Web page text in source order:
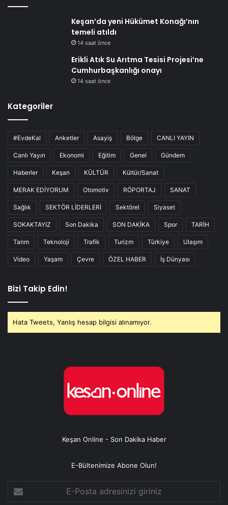
Keşan’da yeni Hükümet Konağı’nın
temeli atıldı
14 saat önce
Erikli Atık Su Arıtma Tesisi Projesi’ne
Cumhurbaşkanlığı onayı
14 saat önce
Kategoriler
#EvdeKal Anketler Asayiş Bölge CANLI YAYIN
Canlı Yayın Ekonomi Eğitim Genel Gündem
Haberler Keşan KÜLTÜR Kültür/Sanat
MERAK EDİYORUM Otomotiv RÖPORTAJ SANAT
Sağlık SEKTÖR LİDERLERİ Sektörel Siyaset
SOKAKTAYIZ Son Dakika SON DAKİKA Spor TARİH
Tarım Teknoloji Trafik Turizm Türkiye Ulaşım
Video Yaşam Çevre ÖZEL HABER İş Dünyası
Bizi Takip Edin!
Hata Tweets, Yanlış hesap bilgisi alınamıyor.
Keşan Online - Son Dakika Haber
E-Bültenimize Abone Olun!
Posta